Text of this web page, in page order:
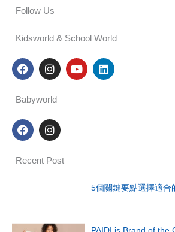
Follow Us
Kidsworld & School World
F
a
e
b
o
o
k
I
n
t
a
g
r
a
Y
o
L
i
Babyworld
F
a
e
b
I
n
t
a
Recent Post
5個關鍵要點選擇適合